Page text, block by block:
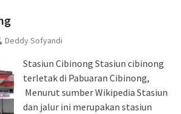
Deddy Sofyandi
Stasiun Cibinong Stasiun cibinong
terletak di Pabuaran Cibinong,
Menurut sumber Wikipedia Stasiun
dan jalur ini merupakan stasiun